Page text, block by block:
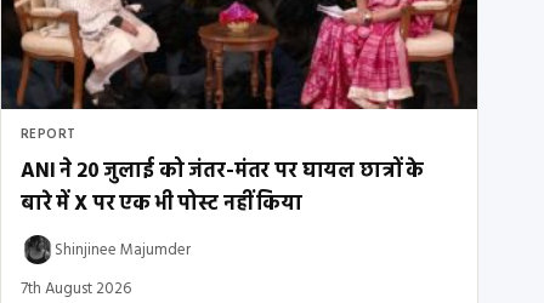
REPORT
ANI ने 20 जुलाई को जंतर-मंतर पर घायल छात्रों के
बारे में X पर एक भी पोस्ट नहीं किया
Shinjinee Majumder
7th August 2026